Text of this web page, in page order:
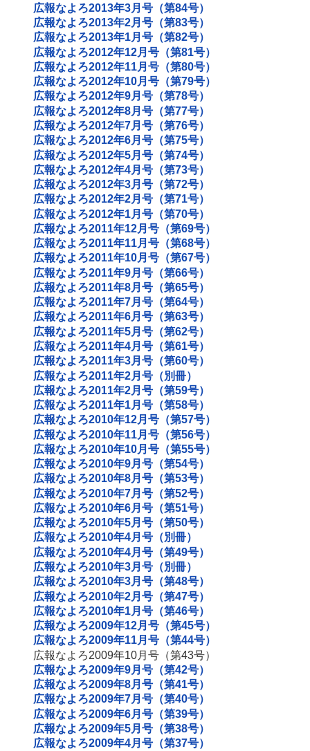
広報なよろ2013年3月号（第84号）
広報なよろ2013年2月号（第83号）
広報なよろ2013年1月号（第82号）
広報なよろ2012年12月号（第81号）
広報なよろ2012年11月号（第80号）
広報なよろ2012年10月号（第79号）
広報なよろ2012年9月号（第78号）
広報なよろ2012年8月号（第77号）
広報なよろ2012年7月号（第76号）
広報なよろ2012年6月号（第75号）
広報なよろ2012年5月号（第74号）
広報なよろ2012年4月号（第73号）
広報なよろ2012年3月号（第72号）
広報なよろ2012年2月号（第71号）
広報なよろ2012年1月号（第70号）
広報なよろ2011年12月号（第69号）
広報なよろ2011年11月号（第68号）
広報なよろ2011年10月号（第67号）
広報なよろ2011年9月号（第66号）
広報なよろ2011年8月号（第65号）
広報なよろ2011年7月号（第64号）
広報なよろ2011年6月号（第63号）
広報なよろ2011年5月号（第62号）
広報なよろ2011年4月号（第61号）
広報なよろ2011年3月号（第60号）
広報なよろ2011年2月号（別冊）
広報なよろ2011年2月号（第59号）
広報なよろ2011年1月号（第58号）
広報なよろ2010年12月号（第57号）
広報なよろ2010年11月号（第56号）
広報なよろ2010年10月号（第55号）
広報なよろ2010年9月号（第54号）
広報なよろ2010年8月号（第53号）
広報なよろ2010年7月号（第52号）
広報なよろ2010年6月号（第51号）
広報なよろ2010年5月号（第50号）
広報なよろ2010年4月号（別冊）
広報なよろ2010年4月号（第49号）
広報なよろ2010年3月号（別冊）
広報なよろ2010年3月号（第48号）
広報なよろ2010年2月号（第47号）
広報なよろ2010年1月号（第46号）
広報なよろ2009年12月号（第45号）
広報なよろ2009年11月号（第44号）
広報なよろ2009年10月号（第43号）
広報なよろ2009年9月号（第42号）
広報なよろ2009年8月号（第41号）
広報なよろ2009年7月号（第40号）
広報なよろ2009年6月号（第39号）
広報なよろ2009年5月号（第38号）
広報なよろ2009年4月号（第37号）